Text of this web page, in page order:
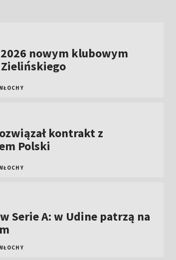
2026 nowym klubowym
kontrakt z
Polski
Serie A: w Udine patrzą na